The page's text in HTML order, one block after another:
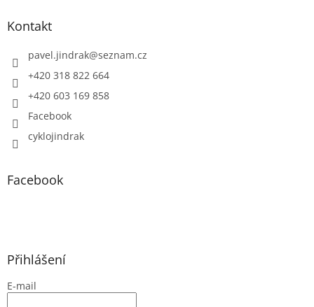
Kontakt
pavel.jindrak@seznam.cz
+420 318 822 664
+420 603 169 858
Facebook
cyklojindrak
Facebook
Přihlášení
E-mail